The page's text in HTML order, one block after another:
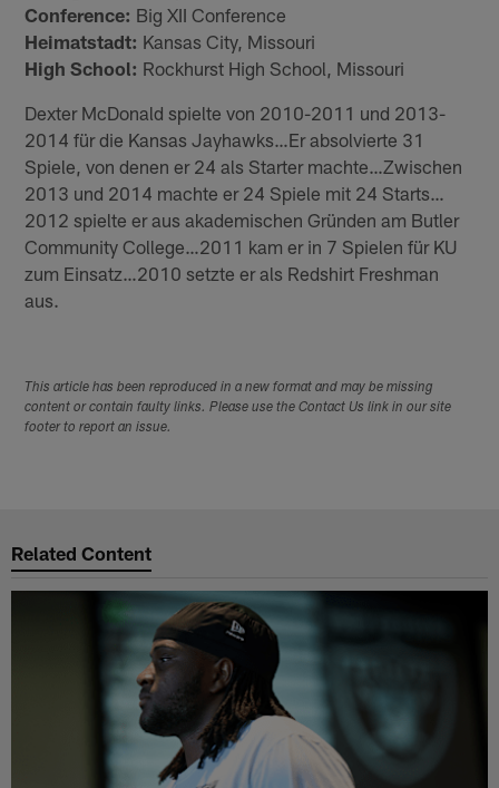
Conference: Big XII Conference
Heimatstadt: Kansas City, Missouri
High School: Rockhurst High School, Missouri
Dexter McDonald spielte von 2010-2011 und 2013-
2014 für die Kansas Jayhawks…Er absolvierte 31
Spiele, von denen er 24 als Starter machte…Zwischen
2013 und 2014 machte er 24 Spiele mit 24 Starts…
2012 spielte er aus akademischen Gründen am Butler
Community College…2011 kam er in 7 Spielen für KU
zum Einsatz…2010 setzte er als Redshirt Freshman
aus.
This article has been reproduced in a new format and may be missing
content or contain faulty links. Please use the Contact Us link in our site
footer to report an issue.
Related Content